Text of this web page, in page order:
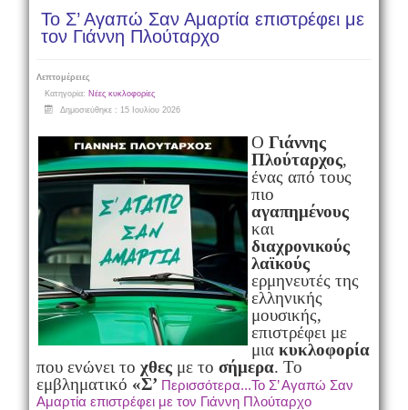
Το Σ’ Αγαπώ Σαν Αμαρτία επιστρέφει με
τον Γιάννη Πλούταρχο
Λεπτομέρειες
Κατηγορία: Νέες κυκλοφορίες
Δημοσιεύθηκε : 15 Ιουλίου 2026
Ο Γιάννης
Πλούταρχος,
ένας από τους
πιο
αγαπημένους
και
διαχρονικούς
λαϊκούς
ερμηνευτές της
ελληνικής
μουσικής,
επιστρέφει με
μια κυκλοφορία
που ενώνει το χθεςμε το σήμερα. Το
εμβληματικό «Σ’ Περισσότερα...Το Σ’ Αγαπώ Σαν
Αμαρτία επιστρέφει με τον Γιάννη Πλούταρχο